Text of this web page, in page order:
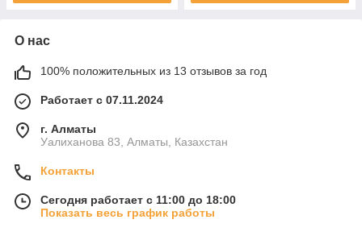
О нас
100% положительных из 13 отзывов за год
Работает с 07.11.2024
г. Алматы
Уалиханова 83, Алматы, Казахстан
Контакты
Сегодня работает с 11:00 до 18:00
Показать весь график работы